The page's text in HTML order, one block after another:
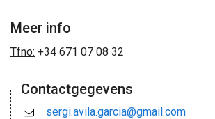
Meer info
Tfno: +34 671 07 08 32
Contactgegevens
sergi.avila.garcia@gmail.com